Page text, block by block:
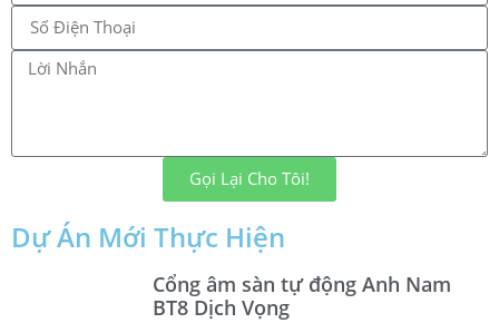
Gọi Lại Cho Tôi!
Dự Án Mới Thực Hiện
Cổng âm sàn tự động Anh Nam
BT8 Dịch Vọng